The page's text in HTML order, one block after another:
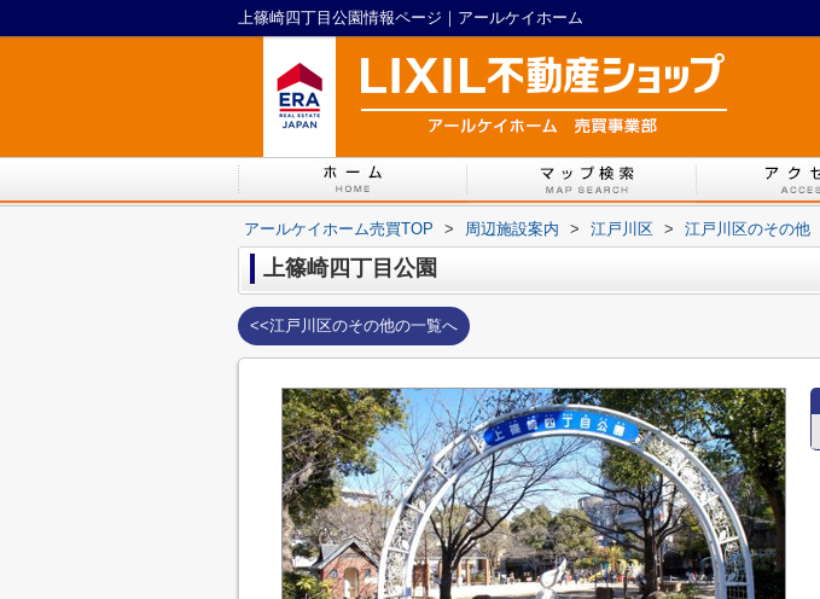
上篠崎四丁目公園情報ページ｜アールケイホーム
アールケイホーム売買TOP > 周辺施設案内 > 江戸川区 > 江戸川区のその他
上篠崎四丁目公園
<<江戸川区のその他の一覧へ